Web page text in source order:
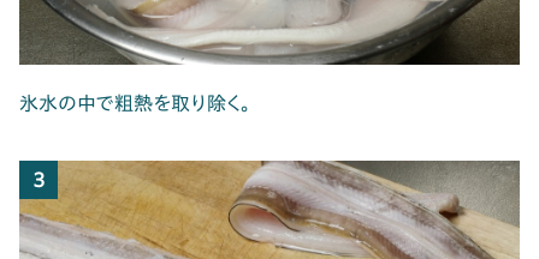
氷水の中で粗熱を取り除く。
3